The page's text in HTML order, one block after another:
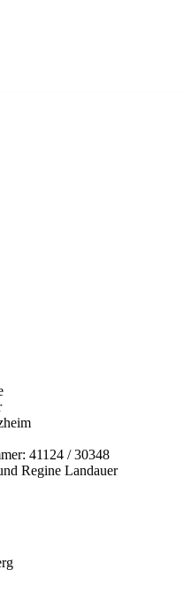
41124 / 30348
Regine Landauer